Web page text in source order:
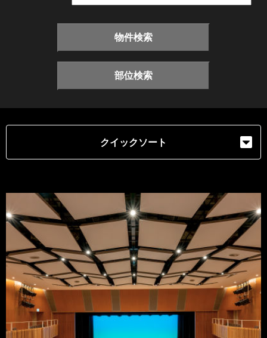
物件検索
部位検索
クイックソート